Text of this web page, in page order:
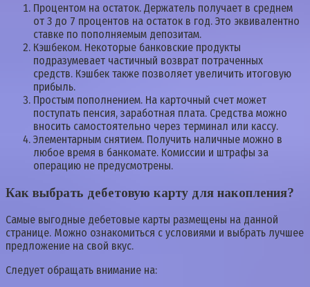
Процентом на остаток. Держатель получает в среднем
от 3 до 7 процентов на остаток в год. Это эквивалентно
ставке по пополняемым депозитам.
Кэшбеком. Некоторые банковские продукты
подразумевает частичный возврат потраченных
средств. Кэшбек также позволяет увеличить итоговую
прибыль.
Простым пополнением. На карточный счет может
поступать пенсия, заработная плата. Средства можно
вносить самостоятельно через терминал или кассу.
Элементарным снятием. Получить наличные можно в
любое время в банкомате. Комиссии и штрафы за
операцию не предусмотрены.
Как выбрать дебетовую карту для накопления?
Самые выгодные дебетовые карты размещены на данной
странице. Можно ознакомиться с условиями и выбрать лучшее
предложение на свой вкус.
Следует обращать внимание на: